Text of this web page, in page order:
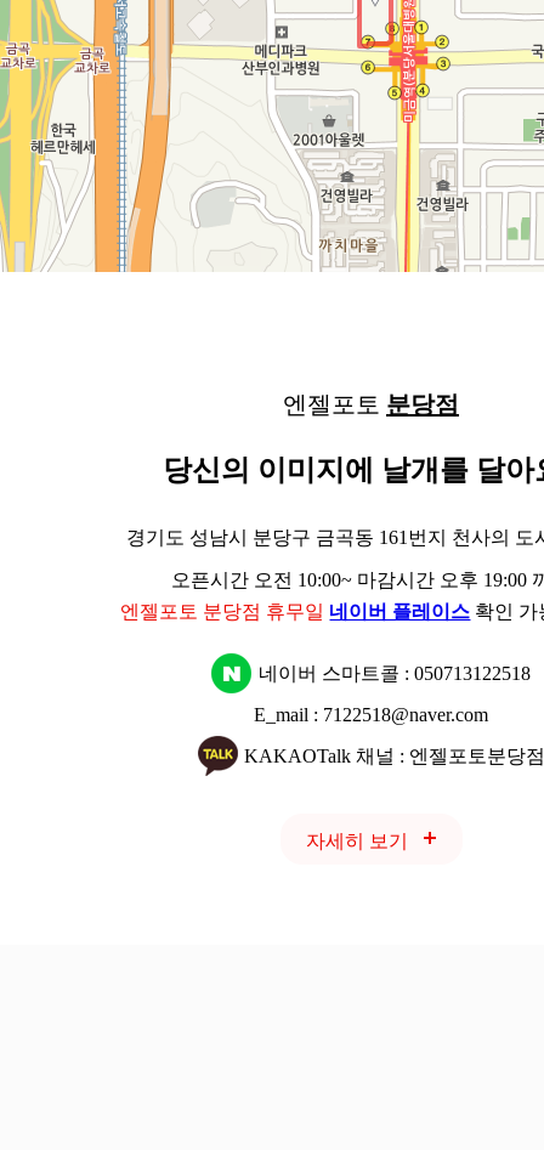
엔젤포토 분당점
당신의 이미지에 날개를 달아
경기도 성남시 분당구 금곡동 161번지 천사의 도
오픈시간 오전 10:00~ 마감시간 오후 19:00
엔젤포토 분당점 휴무일 네이버 플레이스 확인 가
네이버 스마트콜 :050713122518
E_mail : 7122518@naver.com
KAKAOTalk 채널 : 엔젤포토분당
자세히 보기